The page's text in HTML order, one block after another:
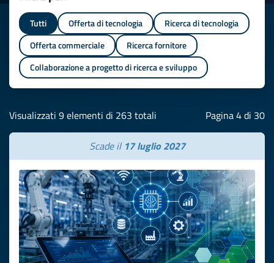
Tutti Offerta di tecnologia
Ricerca di tecnologia
Offerta commerciale
Ricerca fornitore
Collaborazione a progetto di ricerca e sviluppo
Visualizzati 9 elementi di 263 totali Pagina 4 di 30
Scade il 17 luglio 2027